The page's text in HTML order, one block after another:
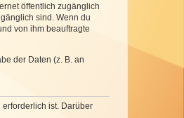
öffentlich zugänglich
sind. Wenn du
von ihm beauftragte
der Daten (z. B. an
ist. Darüber